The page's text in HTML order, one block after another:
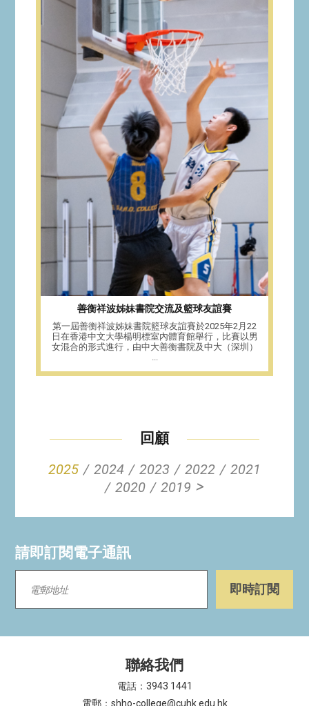
善衡祥波姊妹書院交流及籃球友誼賽
第一屆善衡祥波姊妹書院籃球友誼賽於2025年2月22
日在香港中文大學楊明標室內體育館舉行，比賽以男
女混合的形式進行，由中大善衡書院及中大（深圳）
...
回顧
2025
2024 2023 2022
2021
2020
2019 >
請即訂閱電子通訊
聯絡我們
電話：3943 1441
電郵：shho-college@cuhk.edu.hk